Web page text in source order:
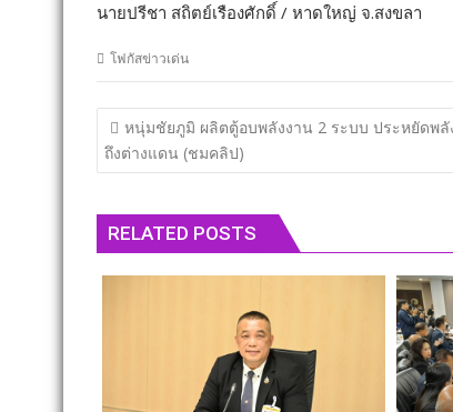
นายปรีชา สถิตย์เรืองศักดิ์ / หาดใหญ่ จ.สงขลา
โฟกัสข่าวเด่น
แนะแนว
เรื่อง
หนุ่มชัยภูมิ ผลิตตู้อบพลังงาน 2 ระบบ ประหยัดพลั
ถึงต่างแดน (ชมคลิป)
RELATED POSTS